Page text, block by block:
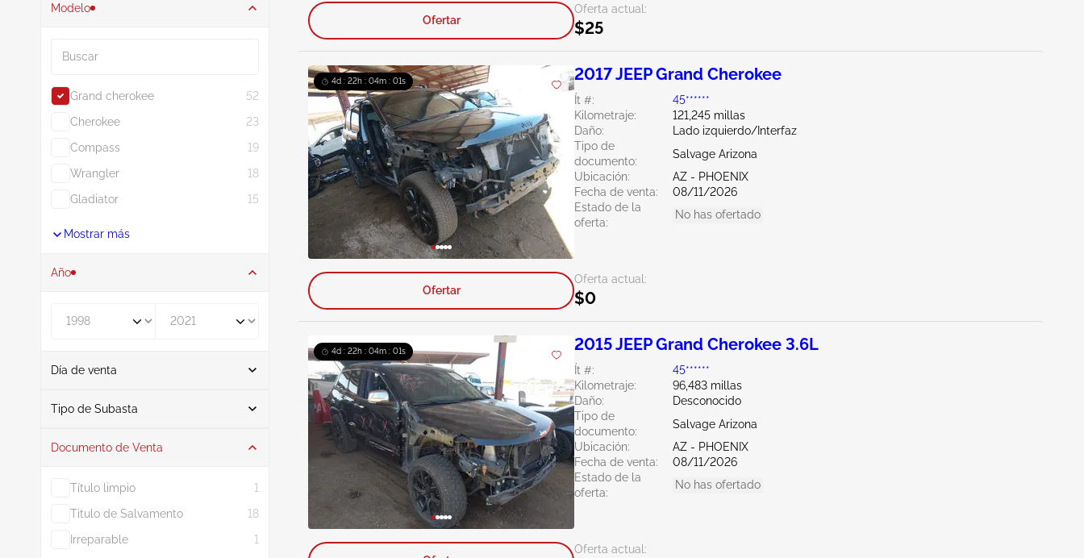
Modelo
Grand cherokee
52
Cherokee
23
Compass
19
Wrangler
18
Gladiator
15
Mostrar más
Año
Día de venta
De
Tipo de Subasta
Subasta 52
Documento de Venta
Título limpio
1
Titulo de Salvamento
18
Irreparable
1
Oferta actual:
$25
Ofertar
4d : 22h : 03m : 59s 2017 JEEP Grand Cherokee
Ít #:
45******
Kilometraje:
121,245 millas
Daño:
Lado izquierdo/Interfaz
Tipo de
documento:
Salvage Arizona
Ubicación:
AZ - PHOENIX
Fecha de venta:
08/11/2026
Estado de la
oferta:
No has ofertado
Oferta actual:
$0
Ofertar
4d : 22h : 03m : 59s 2015 JEEP Grand Cherokee 3.6L
Ít #:
45******
Kilometraje:
96,483 millas
Daño:
Desconocido
Tipo de
documento:
Salvage Arizona
Ubicación:
AZ - PHOENIX
Fecha de venta:
08/11/2026
Estado de la
oferta:
No has ofertado
Oferta actual: